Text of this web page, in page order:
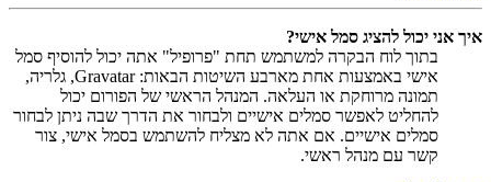
איך אני יכול להציג סמל אישי?
בתוך לוח הבקרה למשתמש תחת "פרופיל" אתה יכול להוסיף סמל
אישי באמצעות אחת מארבע השיטות הבאות: Gravatar, גלריה,
תמונה מרוחקת או העלאה. המנהל הראשי של הפורום יכול
להחליט לאפשר סמלים אישיים ולבחור את הדרך שבה ניתן לבחור
סמלים אישיים. אם אתה לא מצליח להשתמש בסמל אישי, צור
קשר עם מנהל ראשי.